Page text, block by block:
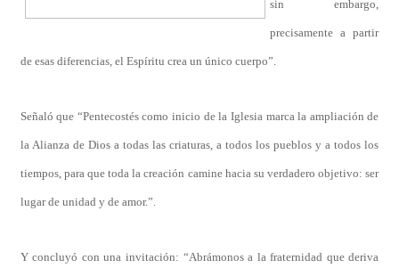
sin embargo,
precisamente a partir
de esas diferencias, el Espíritu crea un único cuerpo”.
Señaló que “Pentecostés como inicio de la Iglesia marca la ampliación de
la Alianza de Dios a todas las criaturas, a todos los pueblos y a todos los
tiempos, para que toda la creación camine hacia su verdadero objetivo: ser
lugar de unidad y de amor.”.
Y concluyó con una invitación: “Abrámonos a la fraternidad que deriva